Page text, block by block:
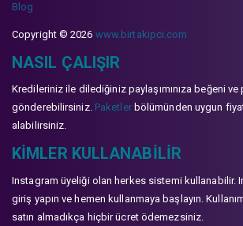
Blog
Copyright © 2026 www.birtakipci.com
NASIL ÇALIŞIR
Kredileriniz ile dilediğiniz paylaşımınıza beğeni
gönderebilirsiniz. Paketlerbölümünden uygun
alabilirsiniz.
KIMLER KULLANABILIR
Instagram üyeliği olan herkes sistemi kullanabilir.
giriş yapın ve hemen kullanmaya başlayın.
satın almadıkça hiçbir ücret ödemezsiniz.